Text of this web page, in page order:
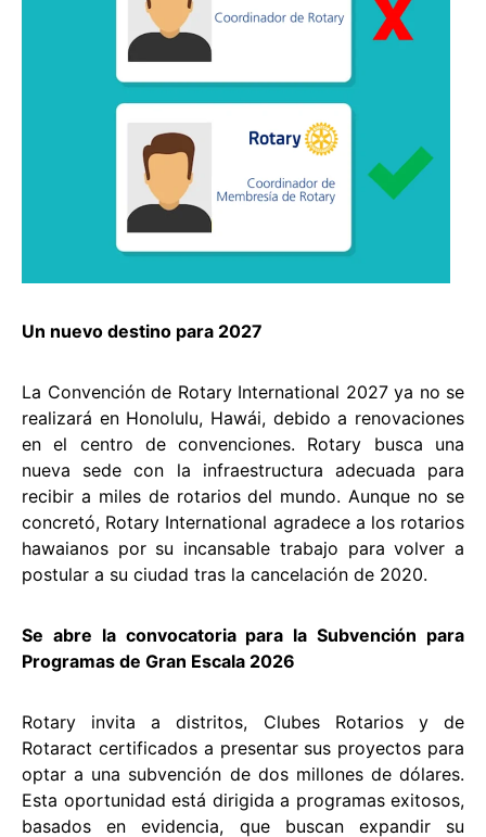
Un nuevo destino para 2027
La Convención de Rotary International 2027 ya no se
realizará en Honolulu, Hawái, debido a renovaciones
en el centro de convenciones. Rotary busca una
nueva sede con la infraestructura adecuada para
recibir a miles de rotarios del mundo. Aunque no se
concretó, Rotary International agradece a los rotarios
hawaianos por su incansable trabajo para volver a
postular a su ciudad tras la cancelación de 2020.
Se abre la convocatoria para la Subvención para
Programas de Gran Escala 2026
Rotary invita a distritos, Clubes Rotarios y de
Rotaract certificados a presentar sus proyectos para
optar a una subvención de dos millones de dólares.
Esta oportunidad está dirigida a programas exitosos,
basados en evidencia, que buscan expandir su